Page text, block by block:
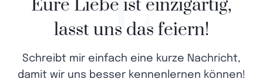
Eure Liebe ist einzigartig,
lasst uns das feiern!
Schreibt mir einfach eine kurze Nachricht,
damit wir uns besser kennenlernen können!